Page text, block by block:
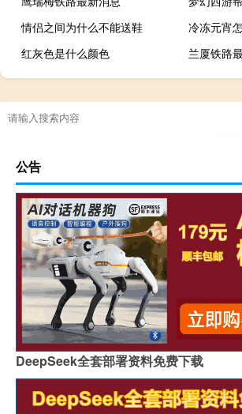
情侣之间为什么不能送鞋
冷冻元宵
红灰色是什么颜色
兰厦铁路
公告
DeepSeek全套部署资料免费下载